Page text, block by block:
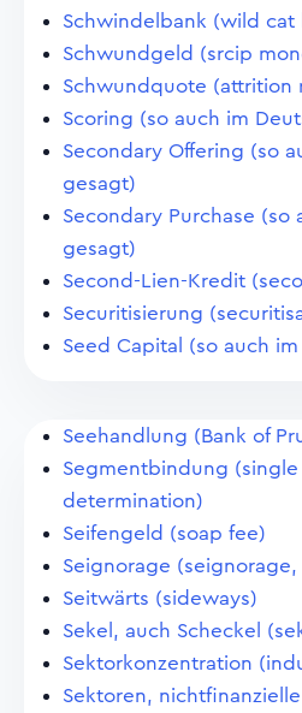
Schwindelbank (wild cat
Schwundgeld (srcip
Schwundquote (attrition
Scoring (so auch im
Secondary Offering (so
gesagt)
Secondary Purchase (so
gesagt)
Second-Lien-Kredit
Securitisierung
Seed Capital (so auch
Seehandlung (Bank of
Segmentbindung
determination)
Seifengeld (soap fee)
Seignorage
Seitwärts (sideways)
Sekel, auch Scheckel
Sektorkonzentration
Sektoren,